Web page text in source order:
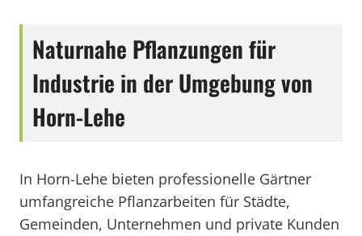
Naturnahe Pflanzungen für
Industrie in der Umgebung von
Horn-Lehe
In Horn-Lehe bieten professionelle Gärtner
umfangreiche Pflanzarbeiten für Städte,
Gemeinden, Unternehmen und private Kunden